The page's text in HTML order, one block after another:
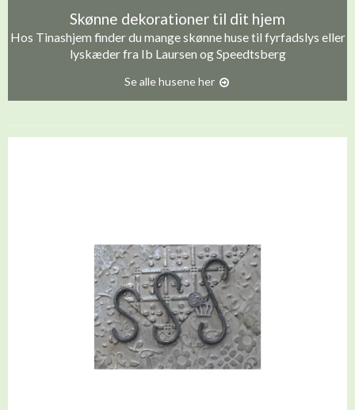
Skønne dekorationer til dit hjem
Hos Tinashjem finder du mange skønne huse til fyrfadslys eller
lyskæder fra Ib Laursen og Speedtsberg
Se alle husene her